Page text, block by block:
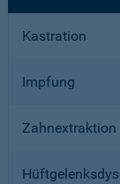
Kastration
Impfung
Zahnextraktion